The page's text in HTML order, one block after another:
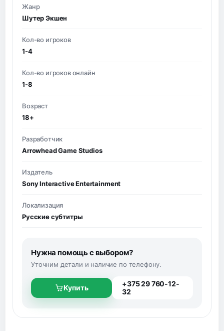
Жанр
Шутер Экшен
Кол-во игроков
1-4
Кол-во игроков онлайн
1-8
Возраст
18+
Разработчик
Arrowhead Game Studios
Издатель
Sony Interactive Entertainment
Локализация
Русские субтитры
Нужна помощь с выбором?
Уточним детали и наличие по телефону.
Купить
+375 29 760-12-
32